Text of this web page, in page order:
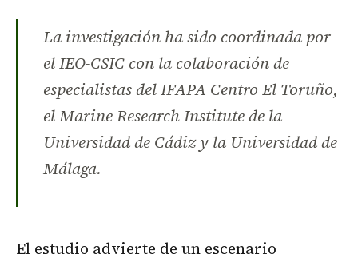
La investigación ha sido coordinada por
el IEO-CSIC con la colaboración de
especialistas del IFAPA Centro El Toruño,
el Marine Research Institute de la
Universidad de Cádiz y la Universidad de
Málaga.
El estudio advierte de un escenario